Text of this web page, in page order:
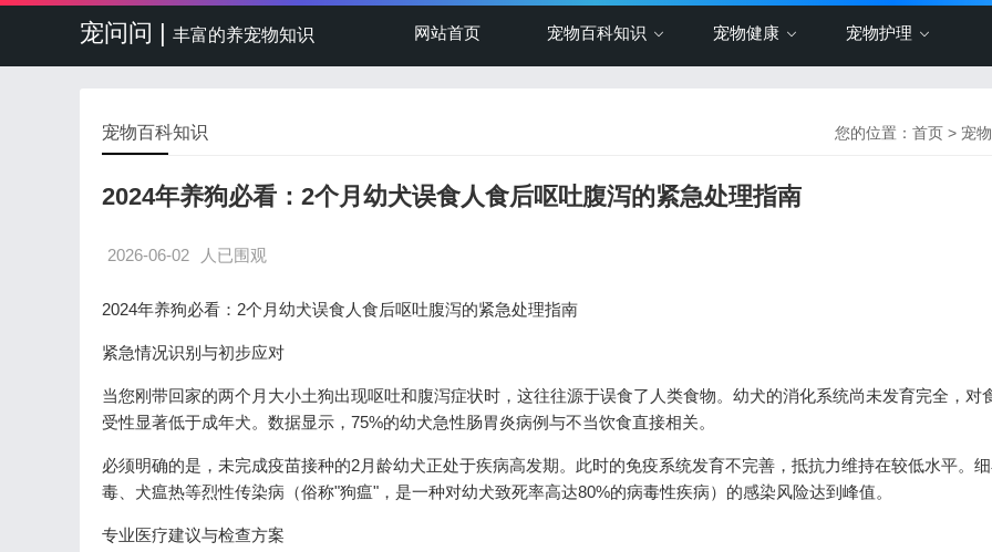
宠问问 | 丰富的养宠物知识 网站首页 宠物百科知识 宠物健康 宠物护理
您的位置： 首页 > 宠
宠物百科知识
2024年养狗必看：2个月幼犬误食人食后呕吐腹泻的紧急处理指南
2026-06-02 人已围观
2024年养狗必看：2个月幼犬误食人食后呕吐腹泻的紧急处理指南
紧急情况识别与初步应对
当您刚带回家的两个月大小土狗出现呕吐和腹泻症状时，这往往源于误食了人类食物。幼犬的消化系统尚未发育完全，对
受性显著低于成年犬。数据显示，75%的幼犬急性肠胃炎病例与不当饮食直接相关。
必须明确的是，未完成疫苗接种的2月龄幼犬正处于疾病高发期。此时的免疫系统发育不完善，抵抗力维持在较低水平。
毒、犬瘟热等烈性传染病（俗称"狗瘟"，是一种对幼犬致死率高达80%的病毒性疾病）的感染风险达到峰值。
专业医疗建议与检查方案